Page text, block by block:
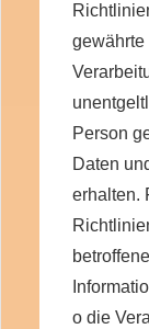
gewährte
Person
Daten
erhalten.
o die